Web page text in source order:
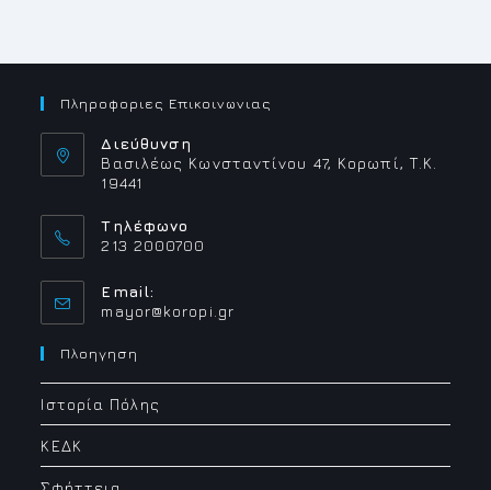
Πληροφοριες Επικοινωνιας
Διεύθυνση
Βασιλέως Κωνσταντίνου 47, Κορωπί, Τ.Κ.
19441
Τηλέφωνο
213 2000700
Email:
mayor@koropi.grOpens
Πλοηγηση
Ιστορία Πόλης
ΚΕΔΚ